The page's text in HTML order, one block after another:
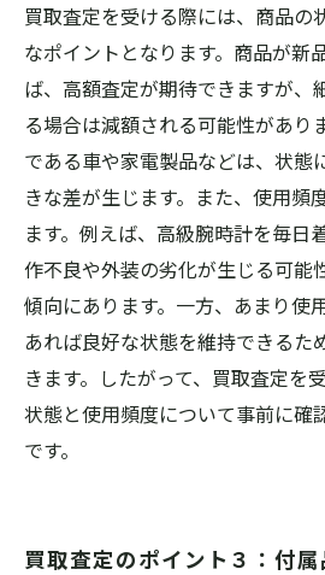
買取査定を受ける際には、商品の
なポイントとなります。商品が新
ば、高額査定が期待できますが、
る場合は減額される可能性があり
である車や家電製品などは、状態
きな差が生じます。また、使用頻
ます。例えば、高級腕時計を毎日
作不良や外装の劣化が生じる可能
傾向にあります。一方、あまり使
あれば良好な状態を維持できるた
きます。したがって、買取査定を
状態と使用頻度について事前に確
です。
買取査定のポイント３：付